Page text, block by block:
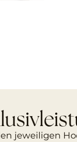
jeweiligen